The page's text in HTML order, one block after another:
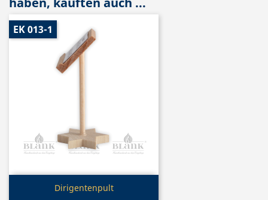
Vorschau
Dirigentenpult
EK 013-1